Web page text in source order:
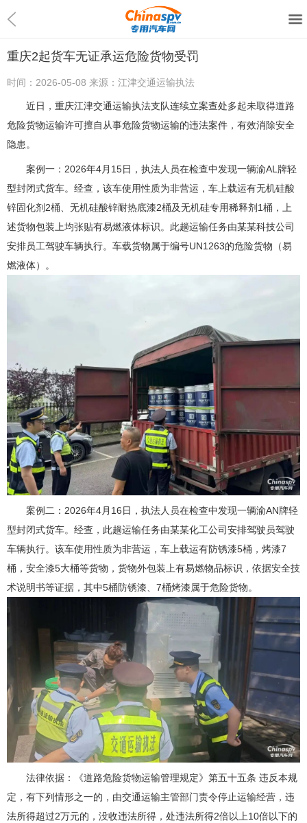
重庆2起货车无证承运危险货物受罚
时间： 2026-05-08 来源： 江津交通运输执法
近日，重庆江津交通运输执法支队连续立案查处多起未取得道路
危险货物运输许可擅自从事危险货物运输的违法案件，有效消除安全
隐患。
案例一：2026年4月15日，执法人员在检查中发现一辆渝AL牌轻
型封闭式货车。经查，该车使用性质为非营运，车上载运有无机硅酸
锌固化剂2桶、无机硅酸锌耐热底漆2桶及无机硅专用稀释剂1桶，上
述货物包装上均张贴有易燃液体标识。此趟运输任务由某某科技公司
安排员工驾驶车辆执行。车载货物属于编号UN1263的危险货物（易
燃液体）。
案例二：2026年4月16日，执法人员在检查中发现一辆渝AN牌轻
型封闭式货车。经查，此趟运输任务由某某化工公司安排驾驶员驾驶
车辆执行。该车使用性质为非营运，车上载运有防锈漆5桶，烤漆7
桶，安全漆5大桶等货物，货物外包装上有易燃物品标识，依据安全技
术说明书等证据，其中5桶防锈漆、7桶烤漆属于危险货物。
法律依据：《道路危险货物运输管理规定》第五十五条 违反本规
定，有下列情形之一的，由交通运输主管部门责令停止运输经营，违
法所得超过2万元的，没收违法所得，处违法所得2倍以上10倍以下的